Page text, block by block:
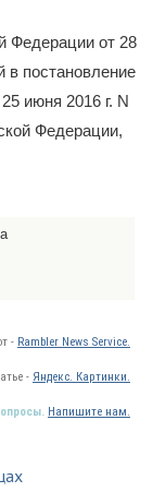
Федерации от 28
в постановление
июня 2016 г. N
Федерации,
- Rambler News Service.
- Яндекс. Картинки.
Напишите нам.